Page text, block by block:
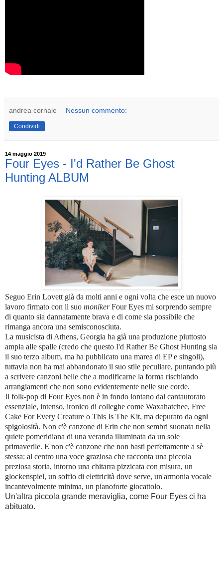
andrea cornale Nessun commento:
Condividi
14 maggio 2019
Four Eyes - I'd Rather Be Ghost
Hunting ALBUM
Seguo Erin Lovett già da molti anni e ogni volta che esce un nuovo
lavoro firmato con il suo monikerFour Eyes mi sorprendo sempre
di quanto sia dannatamente brava e di come sia possibile che
rimanga ancora una semisconosciuta.
La musicista di Athens, Georgia ha già una produzione piuttosto
ampia alle spalle (credo che questo I'd Rather Be Ghost Hunting sia
il suo terzo album, ma ha pubblicato una marea di EP e singoli),
tuttavia non ha mai abbandonato il suo stile peculiare, puntando più
a scrivere canzoni belle che a modificarne la forma rischiando
arrangiamenti che non sono evidentemente nelle sue corde.
Il folk-pop di Four Eyes non è in fondo lontano dal cantautorato
essenziale, intenso, ironico di colleghe come Waxahatchee, Free
Cake For Every Creature o This Is The Kit, ma depurato da ogni
spigolosità. Non c'è canzone di Erin che non sembri suonata nella
quiete pomeridiana di una veranda illuminata da un sole
primaverile. E non c'è canzone che non basti perfettamente a sè
stessa: al centro una voce graziosa che racconta una piccola
preziosa storia, intorno una chitarra pizzicata con misura, un
glockenspiel, un soffio di elettricità dove serve, un'armonia vocale
incantevolmente minima, un pianoforte giocattolo.
Un'altra piccola grande meraviglia, come Four Eyes ci ha
abituato.